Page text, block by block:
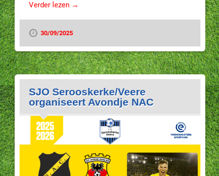
Verder lezen →
30/09/2025
SJO Serooskerke/Veere
organiseert Avondje NAC